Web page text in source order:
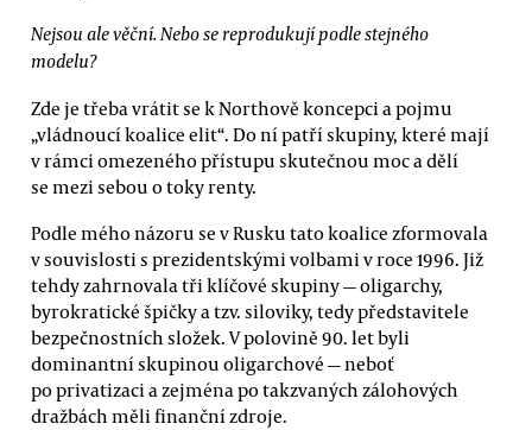
Nejsou ale věční. Nebo se reprodukují podle stejného
modelu?
Zde je třeba vrátit se k Northově koncepci a pojmu
„vládnoucí koalice elit“. Do ní patří skupiny, které mají
v rámci omezeného přístupu skutečnou moc a dělí
se mezi sebou o toky renty.
Podle mého názoru se v Rusku tato koalice zformovala
v souvislosti s prezidentskými volbami v roce 1996. Již
tehdy zahrnovala tři klíčové skupiny — oligarchy,
byrokratické špičky a tzv. siloviky, tedy představitele
bezpečnostních složek. V polovině 90. let byli
dominantní skupinou oligarchové — neboť
po privatizaci a zejména po takzvaných zálohových
dražbách měli finanční zdroje.